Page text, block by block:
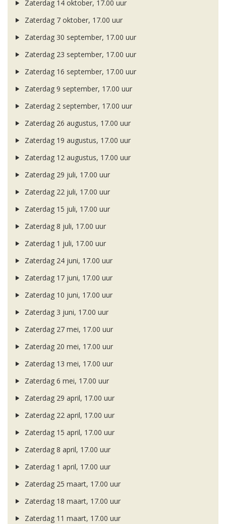
Zaterdag 14 oktober, 17.00 uur
Zaterdag 7 oktober, 17.00 uur
Zaterdag 30 september, 17.00 uur
Zaterdag 23 september, 17.00 uur
Zaterdag 16 september, 17.00 uur
Zaterdag 9 september, 17.00 uur
Zaterdag 2 september, 17.00 uur
Zaterdag 26 augustus, 17.00 uur
Zaterdag 19 augustus, 17.00 uur
Zaterdag 12 augustus, 17.00 uur
Zaterdag 29 juli, 17.00 uur
Zaterdag 22 juli, 17.00 uur
Zaterdag 15 juli, 17.00 uur
Zaterdag 8 juli, 17.00 uur
Zaterdag 1 juli, 17.00 uur
Zaterdag 24 juni, 17.00 uur
Zaterdag 17 juni, 17.00 uur
Zaterdag 10 juni, 17.00 uur
Zaterdag 3 juni, 17.00 uur
Zaterdag 27 mei, 17.00 uur
Zaterdag 20 mei, 17.00 uur
Zaterdag 13 mei, 17.00 uur
Zaterdag 6 mei, 17.00 uur
Zaterdag 29 april, 17.00 uur
Zaterdag 22 april, 17.00 uur
Zaterdag 15 april, 17.00 uur
Zaterdag 8 april, 17.00 uur
Zaterdag 1 april, 17.00 uur
Zaterdag 25 maart, 17.00 uur
Zaterdag 18 maart, 17.00 uur
Zaterdag 11 maart, 17.00 uur